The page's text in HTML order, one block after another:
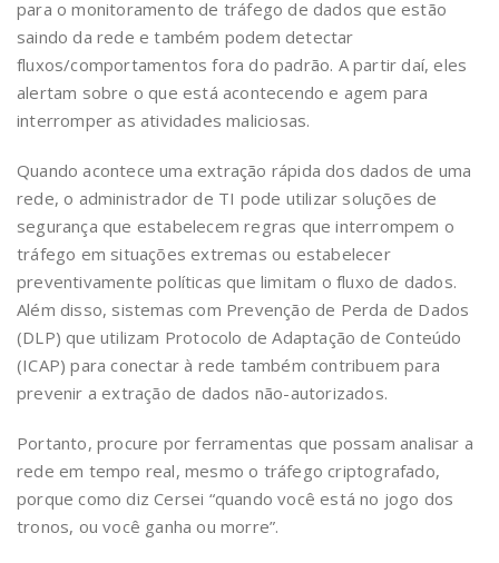
para o monitoramento de tráfego de dados que estão
saindo da rede e também podem detectar
fluxos/comportamentos fora do padrão. A partir daí, eles
alertam sobre o que está acontecendo e agem para
interromper as atividades maliciosas.
Quando acontece uma extração rápida dos dados de uma
rede, o administrador de TI pode utilizar soluções de
segurança que estabelecem regras que interrompem o
tráfego em situações extremas ou estabelecer
preventivamente políticas que limitam o fluxo de dados.
Além disso, sistemas com Prevenção de Perda de Dados
(DLP) que utilizam Protocolo de Adaptação de Conteúdo
(ICAP) para conectar à rede também contribuem para
prevenir a extração de dados não-autorizados.
Portanto, procure por ferramentas que possam analisar a
rede em tempo real, mesmo o tráfego criptografado,
porque como diz Cersei “quando você está no jogo dos
tronos, ou você ganha ou morre”.